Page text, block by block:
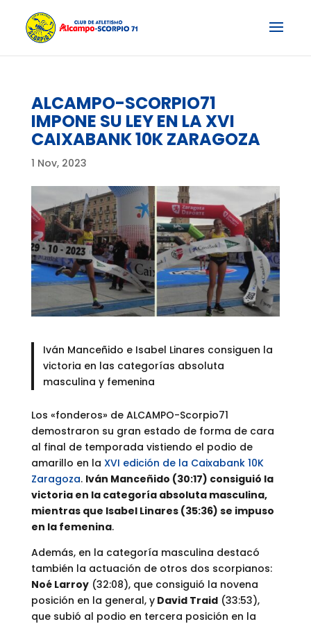
ALCAMPO-SCORPIO71
IMPONE SU LEY EN LA XVI
CAIXABANK 10K ZARAGOZA
1 Nov, 2023
Iván Manceñido e Isabel Linares consiguen la
victoria en las categorías absoluta
masculina y femenina
Los «fonderos» de ALCAMPO-Scorpio71
demostraron su gran estado de forma de cara
al final de temporada vistiendo el podio de
amarillo en la XVI edición de la Caixabank 10K
Zaragoza. Iván Manceñido (30:17) consiguió la
victoria en la categoría absoluta masculina,
mientras que Isabel Linares (35:36) se impuso
en la femenina.
Además, en la categoría masculina destacó
también la actuación de otros dos scorpianos:
Noé Larroy(32:08), que consiguió la novena
posición en la general, yDavid Traid(33:53),
que subió al podio en tercera posición en la